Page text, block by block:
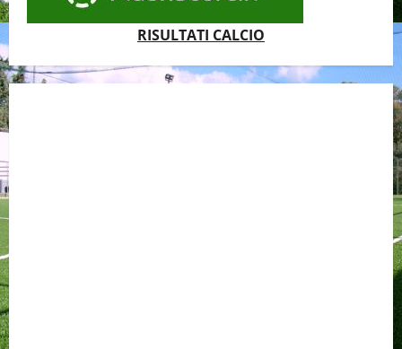
RISULTATI CALCIO